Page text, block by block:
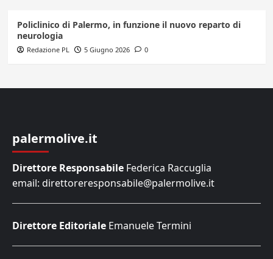
Policlinico di Palermo, in funzione il nuovo reparto di
neurologia
Redazione PL 5 Giugno 2026 0
palermolive.it
Direttore Responsabile Federica Raccuglia
email: direttoreresponsabile@palermolive.it
Direttore Editoriale Emanuele Termini